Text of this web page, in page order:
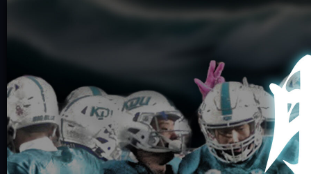
KINDAI BIG BLUE
近畿大学体育会アメリカンフットボール部